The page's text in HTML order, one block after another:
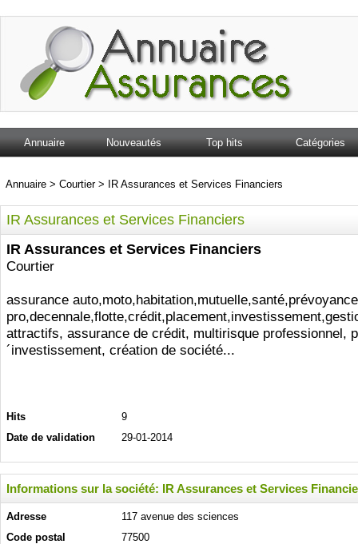
Annuaire Nouveautés Top hits Catégories
Annuaire > Courtier> IR Assurances et Services Financiers
IR Assurances et Services Financiers
IR Assurances et Services Financiers
Courtier
assurance
attractifs, assurance de crédit, multirisque professionnel,
´investissement, création de société...
Hits
9
Date de validation
29-01-2014
Informations sur la société: IR Assurances et Services
Adresse
117 avenue des sciences
Code postal
77500